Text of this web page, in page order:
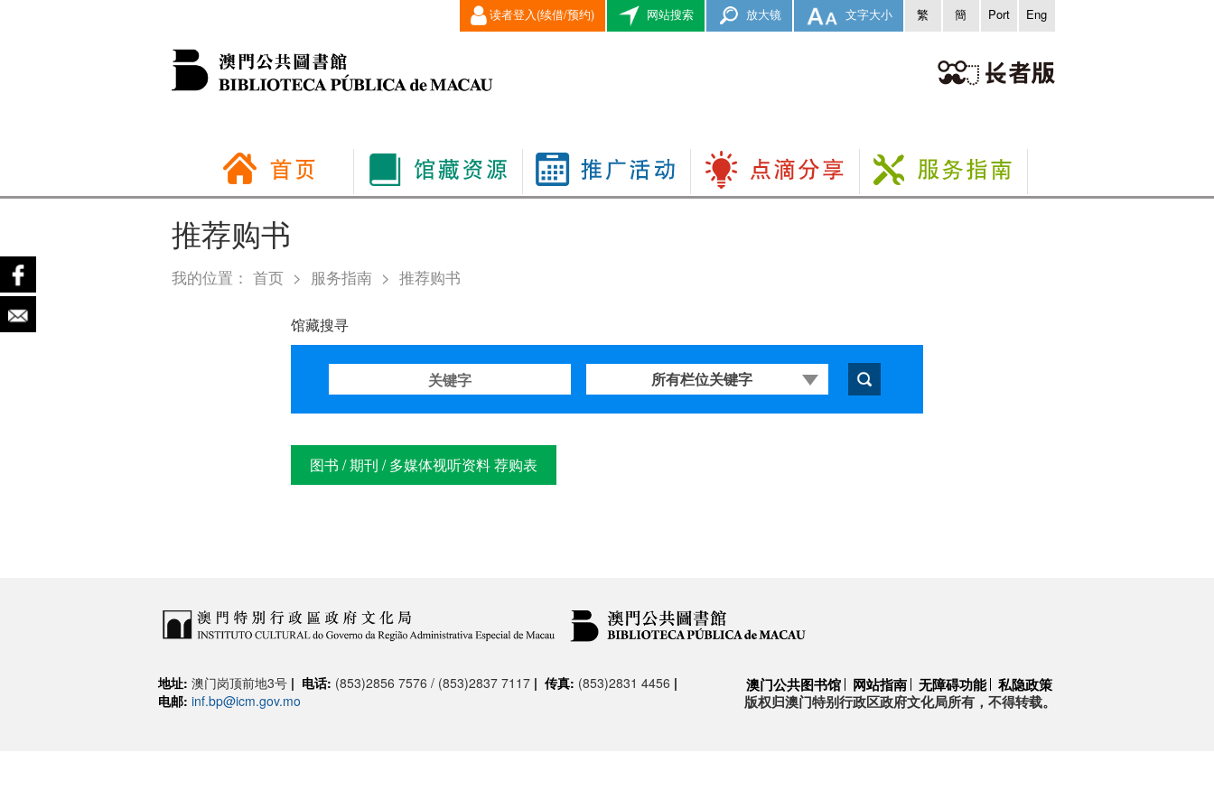
读者登入(续借/预约) 网站搜索 放大镜 文字大小 繁 簡 Port Eng
推荐购书
我的位置： 首页> 服务指南 > 推荐购书
馆藏搜寻
所有栏位关键字
图书 / 期刊 / 多媒体视听资料 荐购表
地址: 澳门岗顶前地3号 | 电话: (853)2856 7576 / (853)2837 7117 | 传真: (853)2831 4456 |
电邮: inf.bp@icm.gov.mo
澳门公共图书馆 网站指南 无障碍功能 私隐政策
版权归澳门特别行政区政府文化局所有，不得转载。